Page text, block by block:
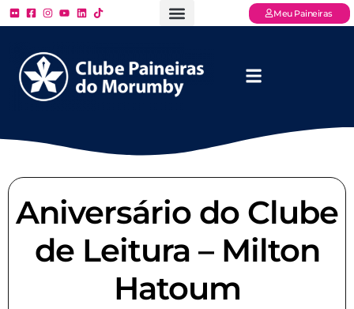
Meu Paineiras
Aniversário do Clube
de Leitura – Milton
Hatoum